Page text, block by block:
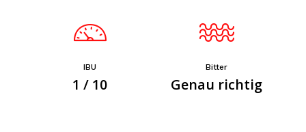
IBU
1 / 10
Bitter
Genau richtig